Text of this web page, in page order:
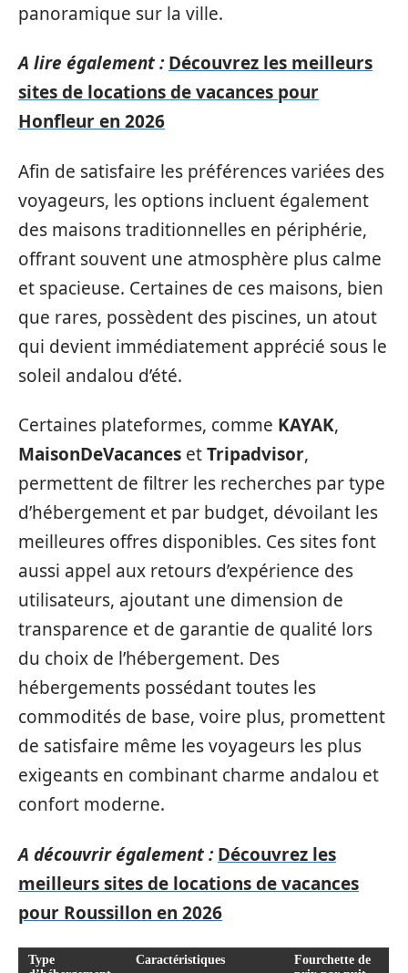
panoramique sur la ville.
A lire également : Découvrez les meilleurs
sites de locations de vacances pour
Honfleur en 2026
Afin de satisfaire les préférences variées des
voyageurs, les options incluent également
des maisons traditionnelles en périphérie,
offrant souvent une atmosphère plus calme
et spacieuse. Certaines de ces maisons, bien
que rares, possèdent des piscines, un atout
qui devient immédiatement apprécié sous le
soleil andalou d’été.
Certaines plateformes, comme KAYAK,
MaisonDeVacances etTripadvisor,
permettent de filtrer les recherches par type
d’hébergement et par budget, dévoilant les
meilleures offres disponibles. Ces sites font
aussi appel aux retours d’expérience des
utilisateurs, ajoutant une dimension de
transparence et de garantie de qualité lors
du choix de l’hébergement. Des
hébergements possédant toutes les
commodités de base, voire plus, promettent
de satisfaire même les voyageurs les plus
exigeants en combinant charme andalou et
confort moderne.
A découvrir également : Découvrez les
meilleurs sites de locations de vacances
pour Roussillon en 2026
Type
Caractéristiques
Fourchette de